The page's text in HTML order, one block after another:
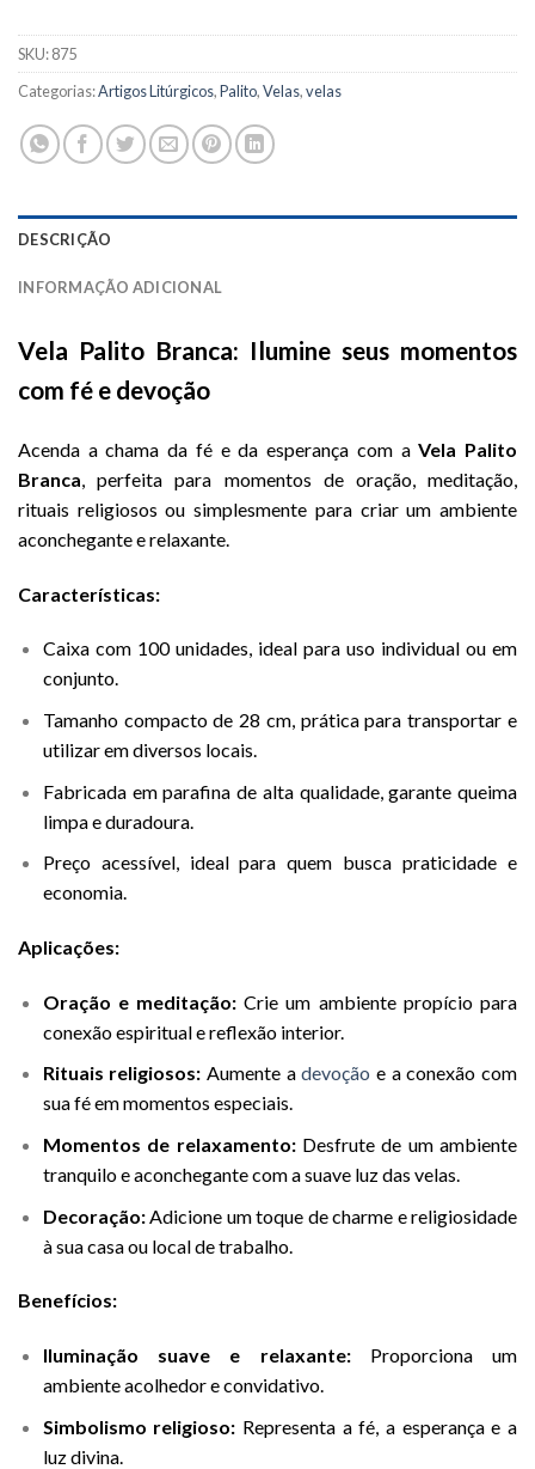
SKU:875
Categorias:Artigos Litúrgicos,Palito,Velas,velas
DESCRIÇÃO
INFORMAÇÃO ADICIONAL
Vela Palito Branca: Ilumine seus momentos
com fé e devoção
Acenda a chama da fé e da esperança com aVela Palito
Branca , perfeita para momentos de oração, meditação,
rituais religiosos ou simplesmente para criar um ambiente
aconchegante e relaxante.
Características:
Caixa com 100 unidades, ideal para uso individual ou em
conjunto.
Tamanho compacto de 28 cm, prática para transportar e
utilizar em diversos locais.
Fabricada em parafina de alta qualidade, garante queima
limpa e duradoura.
Preço acessível, ideal para quem busca praticidade e
economia.
Aplicações:
Oração e meditação: Crie um ambiente propício para
conexão espiritual e reflexão interior.
Rituais religiosos: Aumente adevoção e a conexão com
sua fé em momentos especiais.
Momentos de relaxamento:Desfrute de um ambiente
tranquilo e aconchegante com a suave luz das velas.
Decoração:Adicione um toque de charme e religiosidade
à sua casa ou local de trabalho.
Benefícios:
Iluminação suave e relaxante:Proporciona um
ambiente acolhedor e convidativo.
Simbolismo religioso: Representa a fé, a esperança e a
luz divina.